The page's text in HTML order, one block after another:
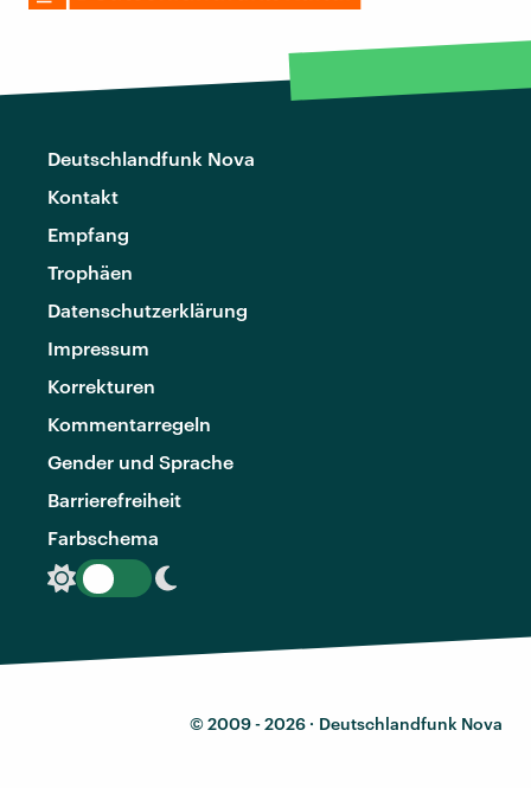
Deutschlandfunk Nova
Kontakt
Empfang
Trophäen
Datenschutzerklärung
Impressum
Korrekturen
Kommentarregeln
Gender und Sprache
Barrierefreiheit
Farbschema
© 2009 - 2026 · Deutschlandfunk Nova